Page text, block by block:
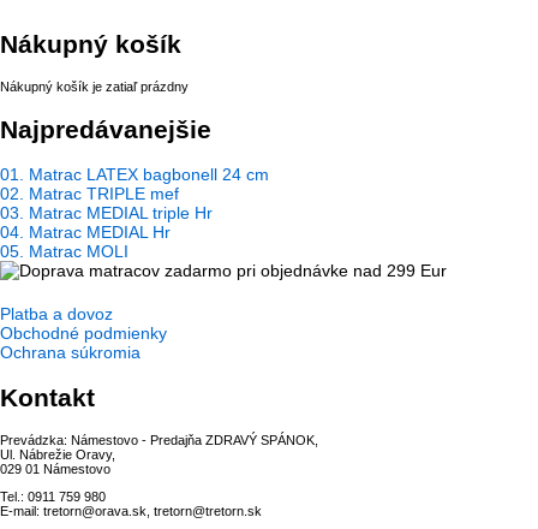
Nákupný košík
Nákupný košík je zatiaľ prázdny
Najpredávanejšie
01. Matrac LATEX bagbonell 24 cm
02. Matrac TRIPLE mef
03. Matrac MEDIAL triple Hr
04. Matrac MEDIAL Hr
05. Matrac MOLI
Platba a dovoz
Obchodné podmienky
Ochrana súkromia
Kontakt
Prevádzka: Námestovo - Predajňa ZDRAVÝ SPÁNOK,
Ul. Nábrežie Oravy,
029 01 Námestovo
Tel.: 0911 759 980
E-mail: tretorn@orava.sk, tretorn@tretorn.sk